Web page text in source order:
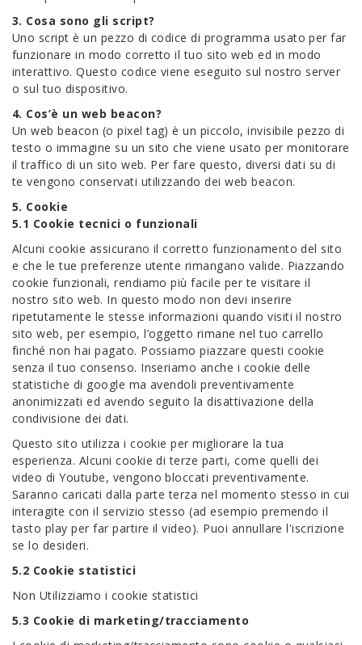
3. Cosa sono gli script?
Uno script è un pezzo di codice di programma usato per far
funzionare in modo corretto il tuo sito web ed in modo
interattivo. Questo codice viene eseguito sul nostro server
o sul tuo dispositivo.
4. Cos’è un web beacon?
Un web beacon (o pixel tag) è un piccolo, invisibile pezzo di
testo o immagine su un sito che viene usato per monitorare
il traffico di un sito web. Per fare questo, diversi dati su di
te vengono conservati utilizzando dei web beacon.
5. Cookie
5.1 Cookie tecnici o funzionali
Alcuni cookie assicurano il corretto funzionamento del sito
e che le tue preferenze utente rimangano valide. Piazzando
cookie funzionali, rendiamo più facile per te visitare il
nostro sito web. In questo modo non devi inserire
ripetutamente le stesse informazioni quando visiti il nostro
sito web, per esempio, l’oggetto rimane nel tuo carrello
finché non hai pagato. Possiamo piazzare questi cookie
senza il tuo consenso. Inseriamo anche i cookie delle
statistiche di google ma avendoli preventivamente
anonimizzati ed avendo seguito la disattivazione della
condivisione dei dati.
Questo sito utilizza i cookie per migliorare la tua
esperienza. Alcuni cookie di terze parti, come quelli dei
video di Youtube, vengono bloccati preventivamente.
Saranno caricati dalla parte terza nel momento stesso in cui
interagite con il servizio stesso (ad esempio premendo il
tasto play per far partire il video). Puoi annullare l'iscrizione
se lo desideri.
5.2 Cookie statistici
Non Utilizziamo i cookie statistici
5.3 Cookie di marketing/tracciamento